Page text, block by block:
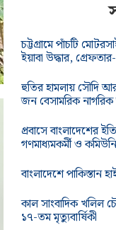
চট্টগ্রামে পাঁচটি
ইয়াবা উদ্ধার,
হুতির হামলায় সৌদি
জন বেসামরিক
প্রবাসে বাংলাদেশের
গণমাধ্যমকর্মী ও
বাংলাদেশে
কাল সাংবাদিক খলিল
১৭-তম মৃত্যুবার্ষিকী